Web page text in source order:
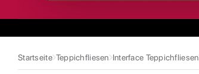
Startseite Teppichfliesen Interface Teppichfliesen